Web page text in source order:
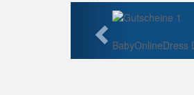
BabyOnlineDress
Vorherige